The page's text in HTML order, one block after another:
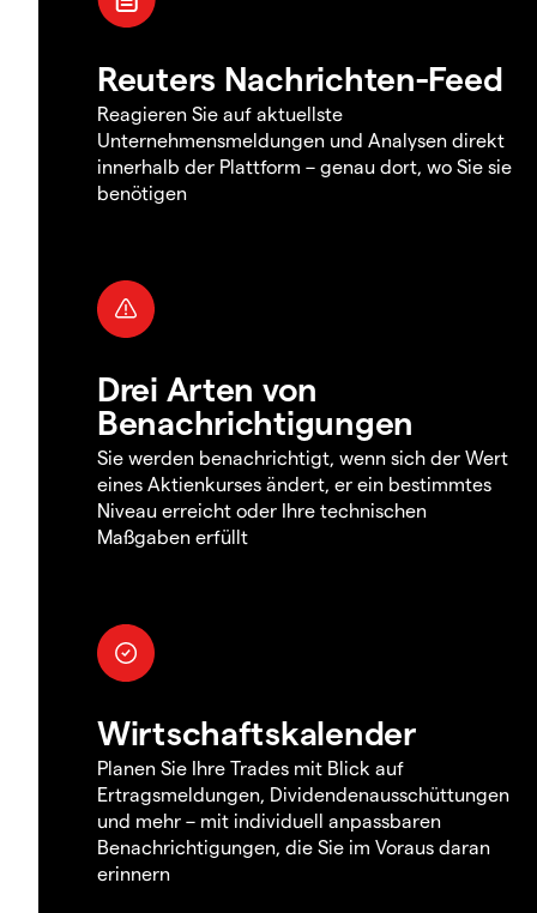
Reuters Nachrichten-Feed
Reagieren Sie auf aktuellste
Unternehmensmeldungen und Analysen direkt
innerhalb der Plattform – genau dort, wo Sie sie
benötigen
Drei Arten von
Benachrichtigungen
Sie werden benachrichtigt, wenn sich der Wert
eines Aktienkurses ändert, er ein bestimmtes
Niveau erreicht oder Ihre technischen
Maßgaben erfüllt
Wirtschaftskalender
Planen Sie Ihre Trades mit Blick auf
Ertragsmeldungen, Dividendenausschüttungen
und mehr – mit individuell anpassbaren
Benachrichtigungen, die Sie im Voraus daran
erinnern